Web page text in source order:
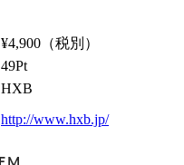
¥4,900 （税別）
49Pt
HXB
http://www.hxb.jp/